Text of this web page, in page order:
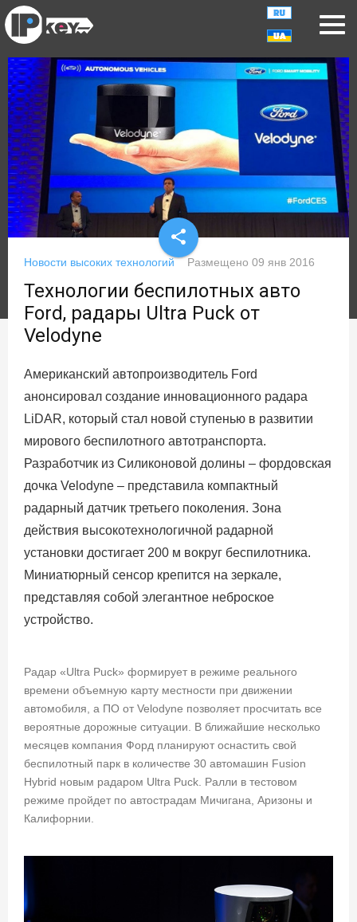
share
Новости высоких технологий Размещено 09 янв 2016
Технологии беспилотных авто
Ford, радары Ultra Puck от
Velodyne
Американский автопроизводитель Ford
анонсировал создание инновационного радара
LiDAR, который стал новой ступенью в развитии
мирового беспилотного автотранспорта.
Разработчик из Силиконовой долины – фордовская
дочка Velodyne – представила компактный
радарный датчик третьего поколения. Зона
действия высокотехнологичной радарной
установки достигает 200 м вокруг беспилотника.
Миниатюрный сенсор крепится на зеркале,
представляя собой элегантное неброское
устройство.
Радар «Ultra Puck» формирует в режиме реального
времени объемную карту местности при движении
автомобиля, а ПО от Velodyne позволяет просчитать все
вероятные дорожные ситуации. В ближайшие несколько
месяцев компания Форд планируют оснастить свой
беспилотный парк в количестве 30 автомашин Fusion
Hybrid новым радаром Ultra Puck. Ралли в тестовом
режиме пройдет по автострадам Мичигана, Аризоны и
Калифорнии.